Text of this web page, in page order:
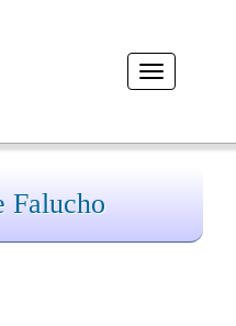
Desplegar
navegación
Falucho